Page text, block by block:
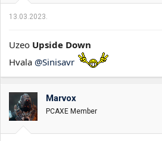
:
13.03.2023.
Uzeo Upside Down
Hvala @Sinisavr
Marvox
PCAXE Member